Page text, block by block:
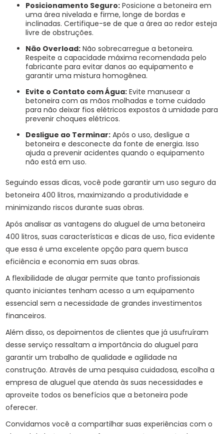
Posicionamento Seguro: Posicione a betoneira em
uma área nivelada e firme, longe de bordas e
inclinadas. Certifique-se de que a área ao redor esteja
livre de obstruções.
Não Overload: Não sobrecarregue a betoneira.
Respeite a capacidade máxima recomendada pelo
fabricante para evitar danos ao equipamento e
garantir uma mistura homogênea.
Evite o Contato com Água: Evite manusear a
betoneira com as mãos molhadas e tome cuidado
para não deixar fios elétricos expostos à umidade para
prevenir choques elétricos.
Desligue ao Terminar: Após o uso, desligue a
betoneira e desconecte da fonte de energia. Isso
ajuda a prevenir acidentes quando o equipamento
não está em uso.
Seguindo essas dicas, você pode garantir um uso seguro da
betoneira 400 litros, maximizando a produtividade e
minimizando riscos durante suas obras.
Após analisar as vantagens do aluguel de uma betoneira
400 litros, suas características e dicas de uso, fica evidente
que essa é uma excelente opção para quem busca
eficiência e economia em suas obras.
A flexibilidade de alugar permite que tanto profissionais
quanto iniciantes tenham acesso a um equipamento
essencial sem a necessidade de grandes investimentos
financeiros.
Além disso, os depoimentos de clientes que já usufruíram
desse serviço ressaltam a importância do aluguel para
garantir um trabalho de qualidade e agilidade na
construção. Através de uma pesquisa cuidadosa, escolha a
empresa de aluguel que atenda às suas necessidades e
aproveite todos os benefícios que a betoneira pode
oferecer.
Convidamos você a compartilhar suas experiências com o